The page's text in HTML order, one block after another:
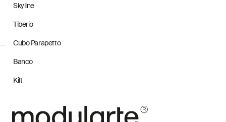
Skyline
Tiberio
Cubo Parapetto
Banco
Kilt